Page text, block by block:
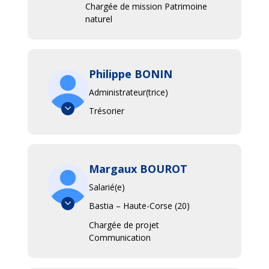
FRANCHINI
Immeuble Benedetti
contact@cen-corse.org
Chargée de mission Patrimoine
naturel
Philippe BONIN
Administrateur(trice)
Trésorier
Margaux BOUROT
Salarié(e)
Bastia – Haute-Corse (20)
Chargée de projet
Communication